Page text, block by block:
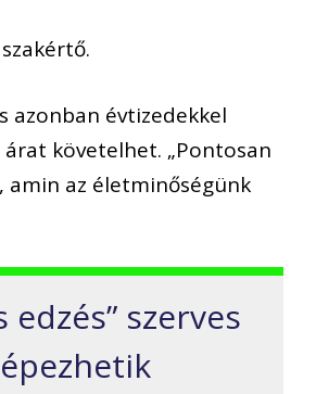
azonban évtizedekkel
árat követelhet. „Pontosan
amin az életminőségünk
edzés” szerves